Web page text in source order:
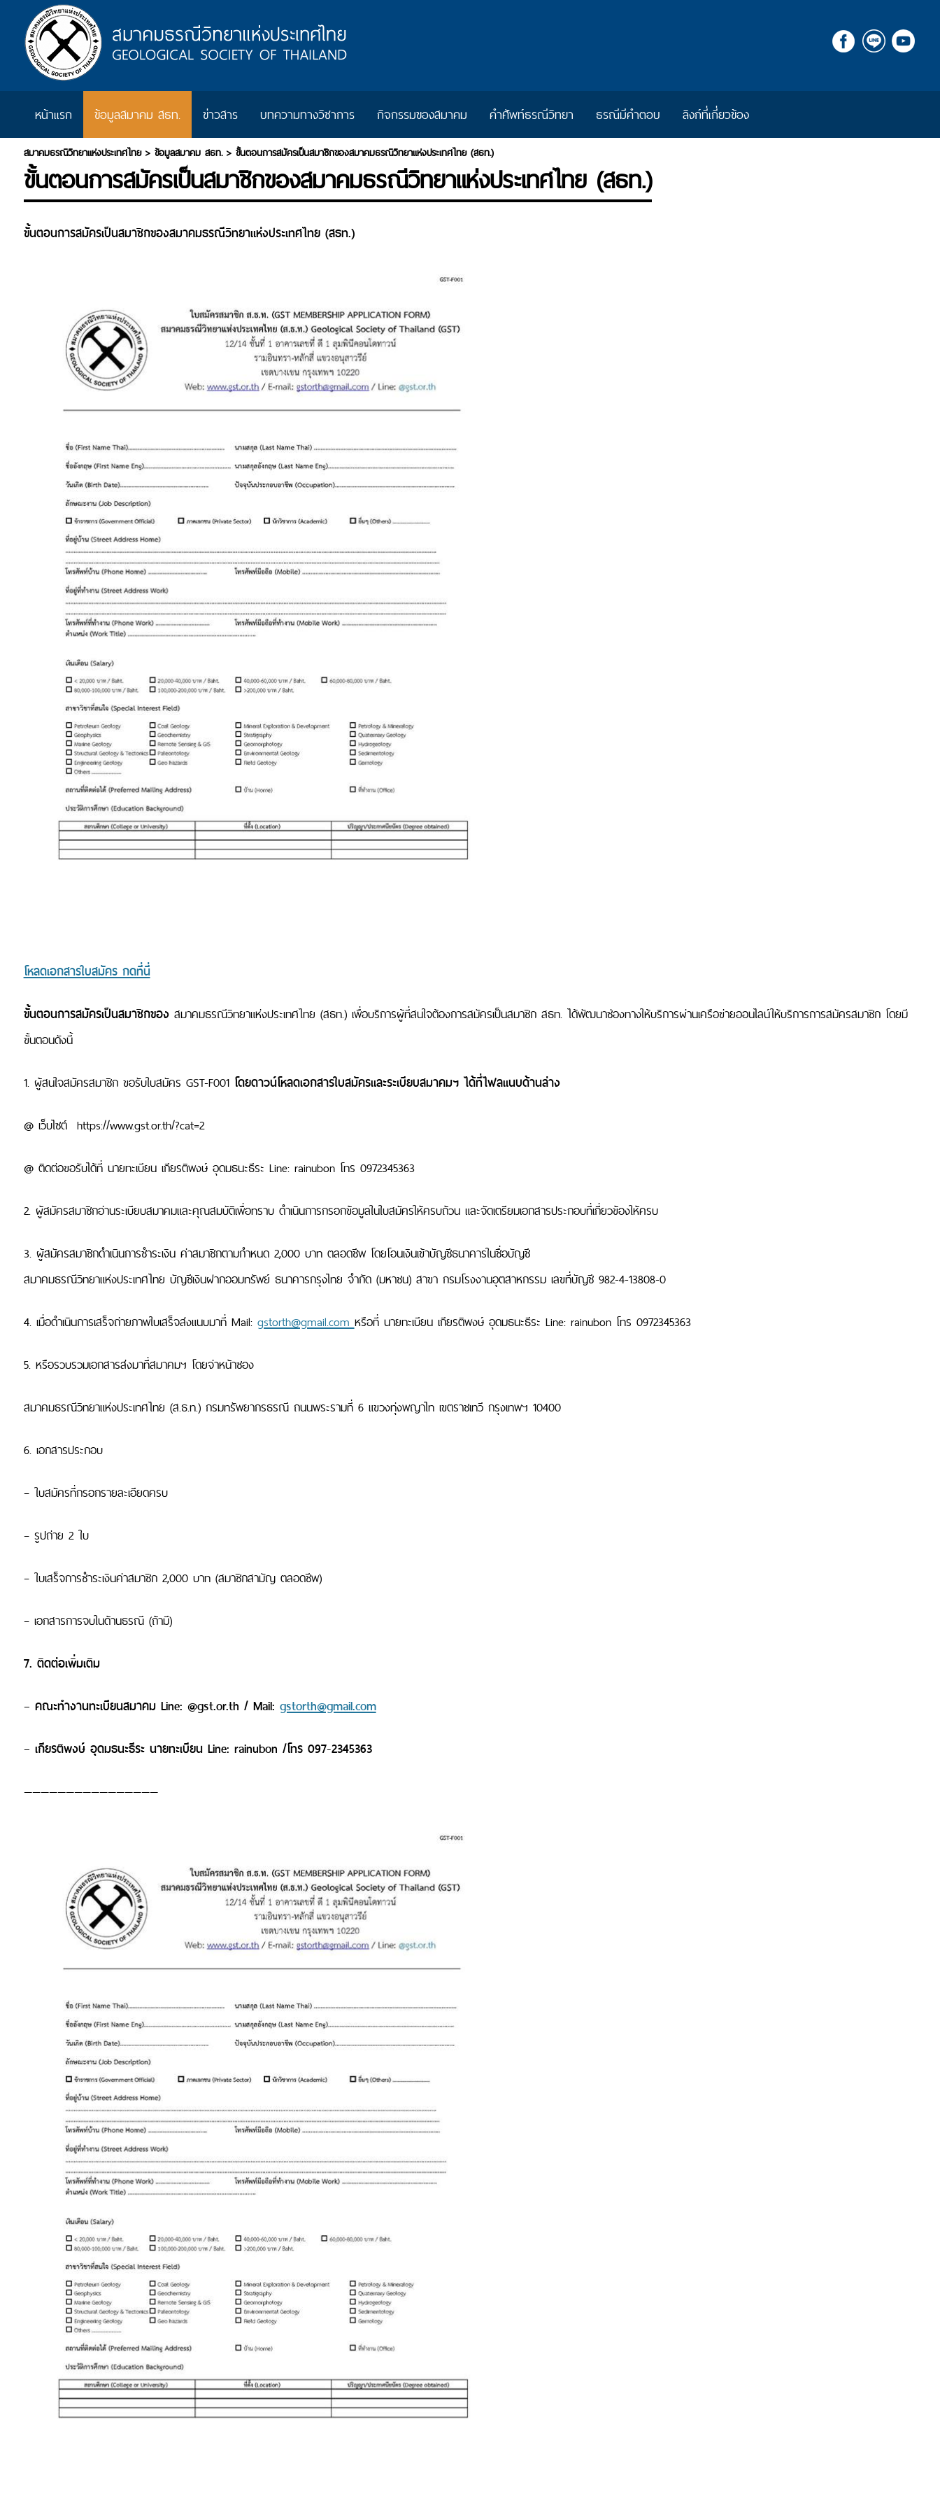
หน้าแรก ข้อมูลสมาคม สธท. ข่าวสาร บทความทางวิชาการ กิจกรรมของสมาคม คำศัพท์ธรณีวิทยา ธรณีมีคำตอบ ลิงก์ที่เกี่ยวข้อง
สมาคมธรณีวิทยาแห่งประเทศไทย> ข้อมูลสมาคม สธท.> ขั้นตอนการสมัครเป็นสมาชิกของสมาคมธรณีวิทยาแห่งประเทศไทย (สธท.)
ขั้นตอนการสมัครเป็นสมาชิกของสมาคมธรณีวิทยาแห่งประเทศไทย (สธท.)
ขั้นตอนการสมัครเป็นสมาชิกของสมาคมธรณีวิทยาแห่งประเทศไทย (สธท.)
โหลดเอกสารใบสมัคร กดที่นี่
ขั้นตอนการสมัครเป็นสมาชิกของสมาคมธรณีวิทยาแห่งประเทศไทย (สธท.) เพื่อบริการผู้ที่สนใจต้องการสมัครเป็นสมาชิก สธท. ได้พัฒนาช่องทางให้บริการผ่านเครือข่ายออนไลน์ให้บริการการสมัครสมาชิก โดยมี
ขั้นตอนดังนี้
1. ผู้สนใจสมัครสมาชิก ขอรับใบสมัคร GST-F001 โดยดาวน์โหลดเอกสารใบสมัครและระเบียบสมาคมฯ ได้ที่ไฟลแนบด้านล่าง
@ เว็บไซต์ https://www.gst.or.th/?cat=2
@ ติดต่อขอรับได้ที่ นายทะเบียน เกียรติพงษ์ อุดมธนะธีระ Line: rainubon โทร 0972345363
2. ผู้สมัครสมาชิกอ่านระเบียบสมาคมและคุณสมบัติเพื่อทราบ ดำเนินการกรอกข้อมูลในใบสมัครให้ครบถ้วน และจัดเตรียมเอกสารประกอบที่เกี่ยวข้องให้ครบ
3. ผู้สมัครสมาชิกดำเนินการชำระเงิน ค่าสมาชิกตามกำหนด 2,000 บาท ตลอดชีพ โดยโอนเงินเข้าบัญชีธนาคารในชื่อบัญชี
สมาคมธรณีวิทยาแห่งประเทศไทย บัญชีเงินฝากออมทรัพย์ ธนาคารกรุงไทย จำกัด (มหาชน) สาขา กรมโรงงานอุตสาหกรรม เลขที่บัญชี 982-4-13808-0
4. เมื่อดำเนินการเสร็จถ่ายภาพใบเสร็จส่งแนบมาที่ Mail: gstorth@gmail.com หรือที่ นายทะเบียน เกียรติพงษ์ อุดมธนะธีระ Line: rainubon โทร 0972345363
5. หรือรวบรวมเอกสารส่งมาที่สมาคมฯ โดยจ่าหน้าซอง
สมาคมธรณีวิทยาแห่งประเทศไทย (ส.ธ.ท.) กรมทรัพยากรธรณี ถนนพระรามที่ 6 แขวงทุ่งพญาไท เขตราชเทวี กรุงเทพฯ 10400
6. เอกสารประกอบ
– ใบสมัครที่กรอกรายละเอียดครบ
– รูปถ่าย 2 ใบ
– ใบเสร็จการชำระเงินค่าสมาชิก 2,000 บาท (สมาชิกสามัญ ตลอดชีพ)
– เอกสารการจบในด้านธรณี (ถ้ามี)
7. ติดต่อเพิ่มเติม
– คณะทำงานทะเบียนสมาคม Line: @gst.or.th / Mail: gstorth@gmail.com
– เกียรติพงษ์ อุดมธนะธีระ นายทะเบียน Line: rainubon /โทร 097-2345363
————————————————